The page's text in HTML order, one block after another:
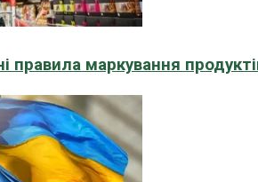
правила маркування